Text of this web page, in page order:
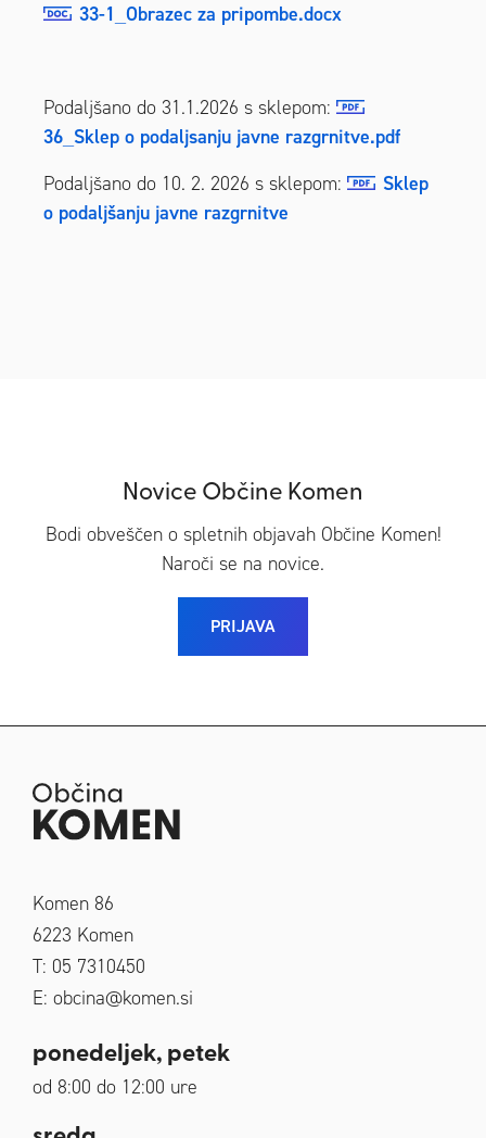
33-1_Obrazec za pripombe.docx
Podaljšano do 31.1.2026 s sklepom:
36_Sklep o podaljsanju javne razgrnitve.pdf
Podaljšano do 10. 2. 2026 s sklepom:
Sklep
o podaljšanju javne razgrnitve
Novice Občine Komen
Bodi obveščen o spletnih objavah Občine Komen!
Naroči se na novice.
PRIJAVA
Komen 86
6223 Komen
T: 05 7310450
E: obcina@komen.si
ponedeljek, petek
od 8:00 do 12:00 ure